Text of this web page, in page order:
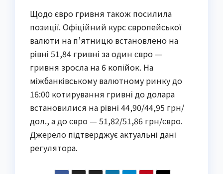
Щодо євро гривня також посилила
позиції. Офіційний курс європейської
валюти на п’ятницю встановлено на
рівні 51,84 гривні за один євро —
гривня зросла на 6 копійок. На
міжбанківському валютному ринку до
16:00 котирування гривні до долара
встановилися на рівні 44,90/44,95 грн/
дол., а до євро — 51,82/51,86 грн/євро.
Джерело підтверджує актуальні дані
регулятора.